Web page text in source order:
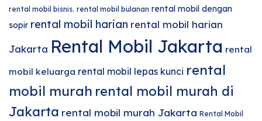
rental mobil bisnis. rental mobil bulanan rental mobil dengan
sopir rental mobil harian rental mobil harian
Jakarta Rental Mobil Jakarta rental
mobil keluarga rental mobil lepas kunci rental
mobil murah rental mobil murah di
Jakarta rental mobil murah Jakarta Rental Mobil